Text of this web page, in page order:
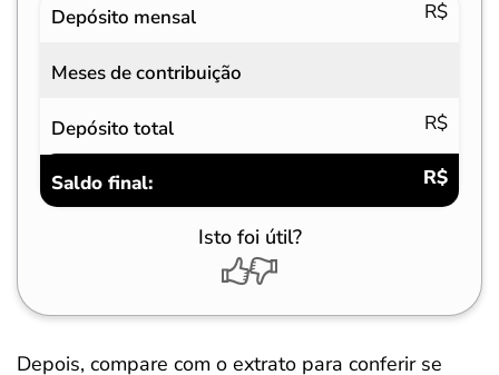
Depósito mensal R$
Meses de contribuição
Depósito total R$
Saldo final: R$
Isto foi útil?
Depois, compare com o extrato para conferir se